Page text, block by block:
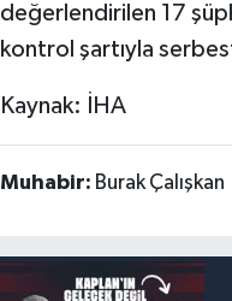
değerlendirilen 17
kontrol şartıyla serbest
Kaynak: İHA
Muhabir: Burak Çalışkan